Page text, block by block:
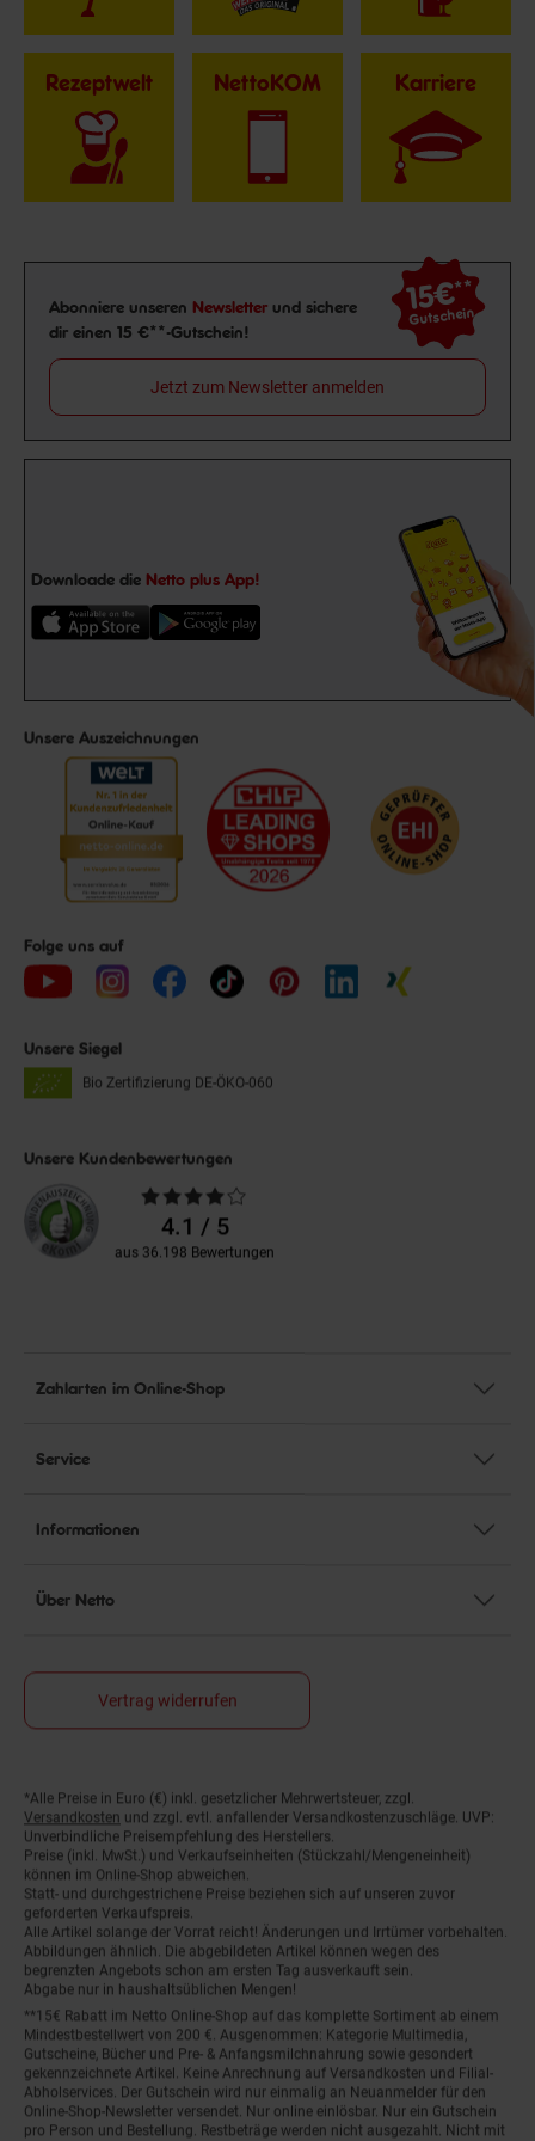
Rezeptwelt NettoKOM Karriere
Newsletter Anmeldung
Abonniere unseren Newsletter und sichere
dir einen 15 €**-Gutschein!
15€**
Gutschein
Jetzt zum Newsletter anmelden
Downloade die Netto plus App!
Unsere Auszeichnungen
Folge uns auf
Unsere Siegel
Bio Zertifizierung DE-ÖKO-060
Unsere Kundenbewertungen
Durchschnittliche
Bewertungen4.1 / 5
aus 36.198 Bewertungen
Zahlarten im Online-Shop
Service
Informationen
Über Netto
Vertrag widerrufen
Fußnoten
*Alle Preise in Euro (€) inkl. gesetzlicher Mehrwertsteuer, zzgl.
Versandkosten und zzgl. evtl. anfallender Versandkostenzuschläge. UVP:
Unverbindliche Preisempfehlung des Herstellers.
Preise (inkl. MwSt.) und Verkaufseinheiten (Stückzahl/Mengeneinheit)
können im Online-Shop abweichen.
Statt- und durchgestrichene Preise beziehen sich auf unseren zuvor
geforderten Verkaufspreis.
Alle Artikel solange der Vorrat reicht! Änderungen und Irrtümer vorbehalten.
Abbildungen ähnlich. Die abgebildeten Artikel können wegen des
begrenzten Angebots schon am ersten Tag ausverkauft sein.
Abgabe nur in haushaltsüblichen Mengen!
**15€ Rabatt im Netto Online-Shop auf das komplette Sortiment ab einem
Mindestbestellwert von 200 €. Ausgenommen: Kategorie Multimedia,
Gutscheine, Bücher und Pre- & Anfangsmilchnahrung sowie gesondert
gekennzeichnete Artikel. Keine Anrechnung auf Versandkosten und Filial-
Abholservices. Der Gutschein wird nur einmalig an Neuanmelder für den
Online-Shop-Newsletter versendet. Nur online einlösbar. Nur ein Gutschein
pro Person und Bestellung. Restbeträge werden nicht ausgezahlt. Nicht mit